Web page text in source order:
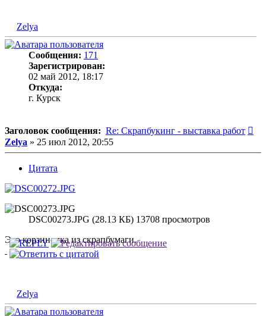
Zelya
Сообщения: 171
Зарегистрирован:
02 май 2012, 18:17
Откуда:
г. Курск
Заголовок сообщения: Re: Скрапбукинг - выставка работ
Zelya » 25 июл 2012, 20:55
Цитата
DSC00273.JPG (28.13 КБ) 13708 просмотров
Это корзиночка из скрапбумаги.
Zelya